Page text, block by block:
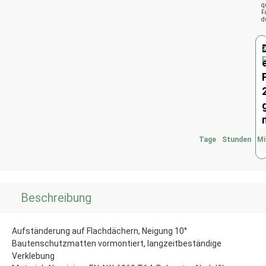
Tage Stunden
Beschreibung
Aufständerung auf Flachdächern, Neigung 10°
Bautenschutzmatten vormontiert, langzeitbeständige
Verklebung